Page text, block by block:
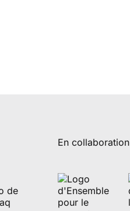
En